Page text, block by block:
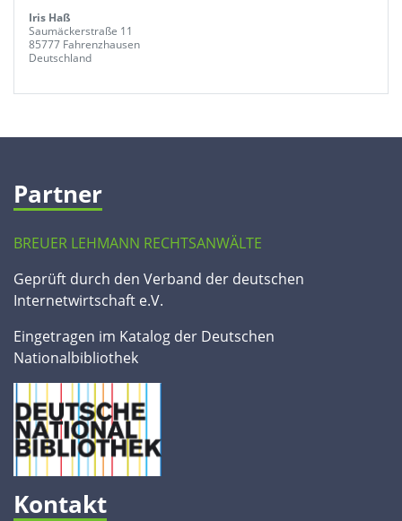
Iris Haß
Saumäckerstraße 11
85777 Fahrenzhausen
Deutschland
Partner
BREUER LEHMANN RECHTSANWÄLTE
Geprüft durch den Verband der deutschen
Internetwirtschaft e.V.
Eingetragen im Katalog der Deutschen
Nationalbibliothek
Kontakt